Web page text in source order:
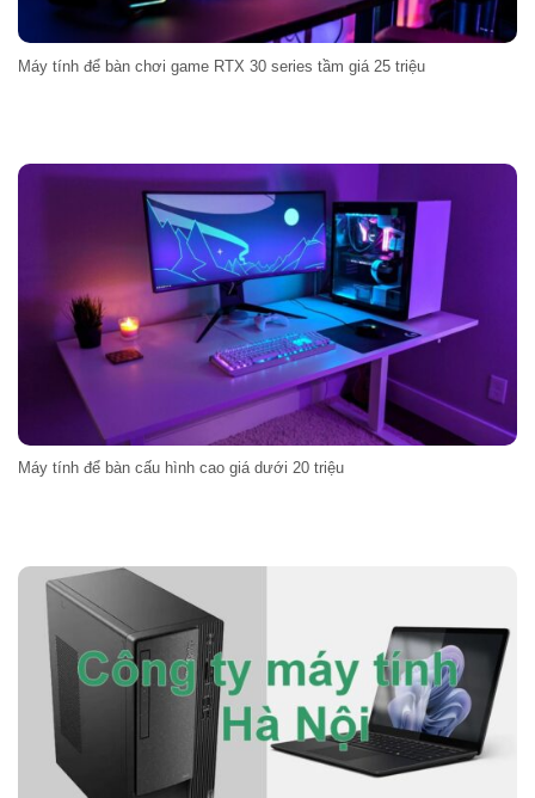
Máy tính để bàn chơi game RTX 30 series tầm giá 25 triệu
Máy tính để bàn cấu hình cao giá dưới 20 triệu